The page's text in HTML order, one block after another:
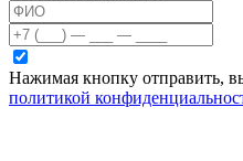
Нажимая кнопку отправить,
политикой